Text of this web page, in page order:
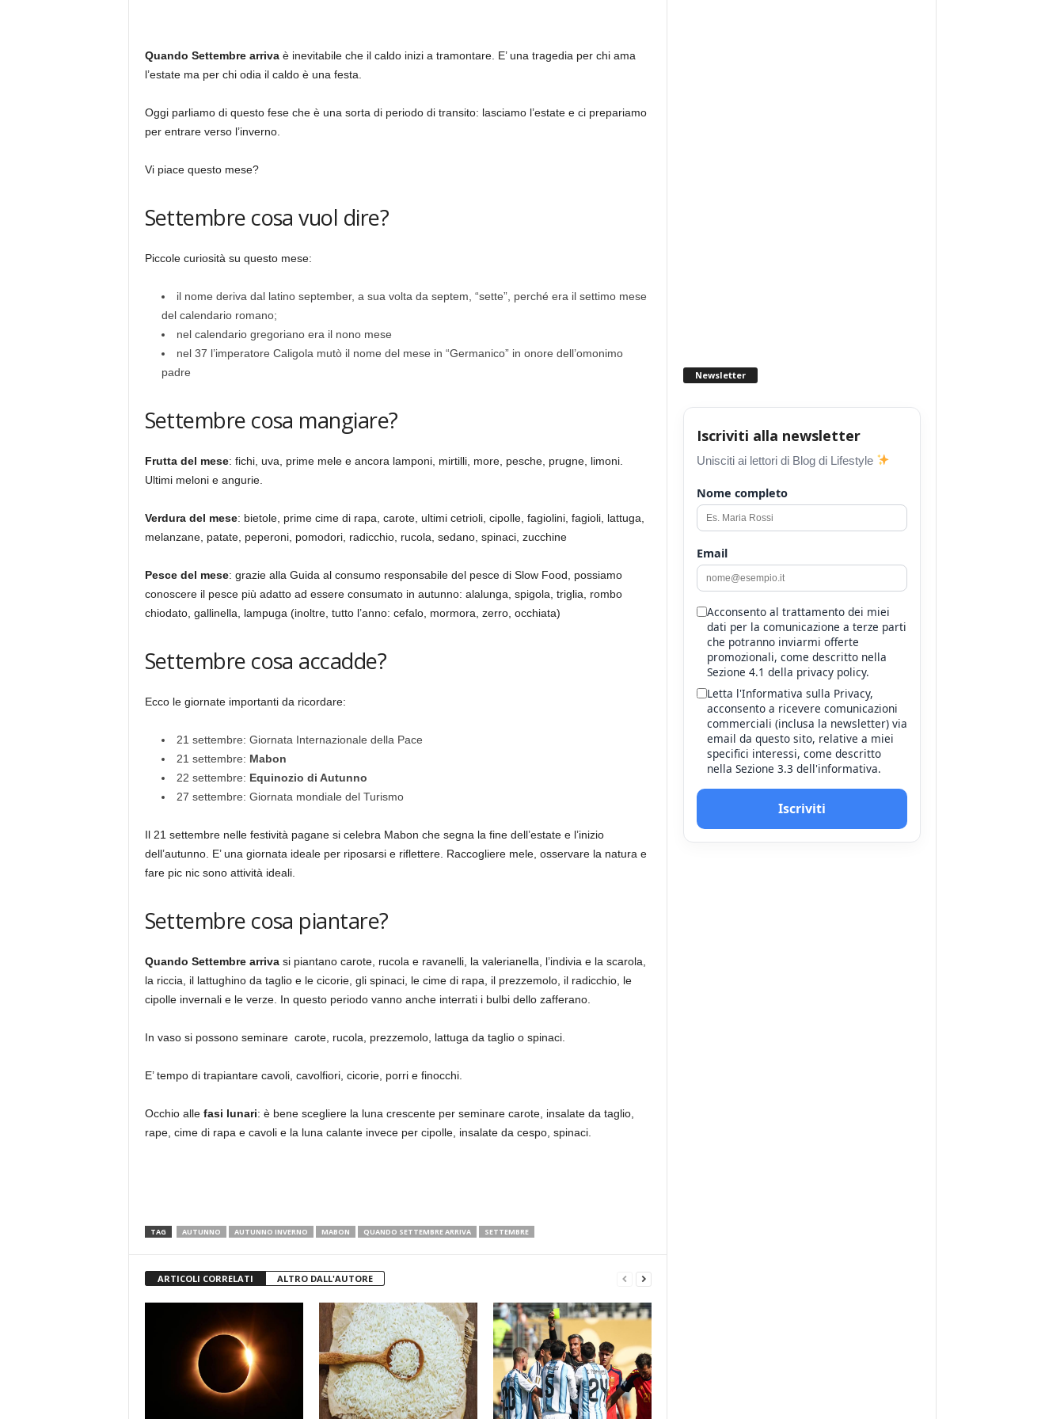
Quando Settembre arriva è inevitabile che il caldo inizi a tramontare. E’ una tragedia per chi ama
l’estate ma per chi odia il caldo è una festa.
Oggi parliamo di questo fese che è una sorta di periodo di transito: lasciamo l’estate e ci prepariamo
per entrare verso l’inverno.
Vi piace questo mese?
Settembre cosa vuol dire?
Piccole curiosità su questo mese:
il nome deriva dal latino september, a sua volta da septem, “sette”, perché era il settimo mese
del calendario romano;
nel calendario gregoriano era il nono mese
nel 37 l’imperatore Caligola mutò il nome del mese in “Germanico” in onore dell’omonimo
padre
Settembre cosa mangiare?
Frutta del mese: fichi, uva, prime mele e ancora lamponi, mirtilli, more, pesche, prugne, limoni.
Ultimi meloni e angurie.
Verdura del mese: bietole, prime cime di rapa, carote, ultimi cetrioli, cipolle, fagiolini, fagioli, lattuga,
melanzane, patate, peperoni, pomodori, radicchio, rucola, sedano, spinaci, zucchine
Pesce del mese: grazie alla Guida al consumo responsabile del pesce di Slow Food, possiamo
conoscere il pesce più adatto ad essere consumato in autunno: alalunga, spigola, triglia, rombo
chiodato, gallinella, lampuga (inoltre, tutto l’anno: cefalo, mormora, zerro, occhiata)
Settembre cosa accadde?
Ecco le giornate importanti da ricordare:
21 settembre: Giornata Internazionale della Pace
21 settembre: Mabon
22 settembre: Equinozio di Autunno
27 settembre: Giornata mondiale del Turismo
Il 21 settembre nelle festività pagane si celebra Mabon che segna la fine dell’estate e l’inizio
dell’autunno. E’ una giornata ideale per riposarsi e riflettere. Raccogliere mele, osservare la natura e
fare pic nic sono attività ideali.
Settembre cosa piantare?
Quando Settembre arriva si piantano carote, rucola e ravanelli, la valerianella, l’indivia e la scarola,
la riccia, il lattughino da taglio e le cicorie, gli spinaci, le cime di rapa, il prezzemolo, il radicchio, le
cipolle invernali e le verze. In questo periodo vanno anche interrati i bulbi dello zafferano.
In vaso si possono seminare carote, rucola, prezzemolo, lattuga da taglio o spinaci.
E’ tempo di trapiantare cavoli, cavolfiori, cicorie, porri e finocchi.
Occhio allefasi lunari: è bene scegliere la luna crescente per seminare carote, insalate da taglio,
rape, cime di rapa e cavoli e la luna calante invece per cipolle, insalate da cespo, spinaci.
TAG AUTUNNO AUTUNNO INVERNO MABON QUANDO SETTEMBRE ARRIVA SETTEMBRE
ARTICOLI CORRELATI ALTRO DALL'AUTORE
Newsletter
Iscriviti alla newsletter
Unisciti ai lettori di Blog di Lifestyle
Nome completo
Email
Acconsento al trattamento dei miei
dati per la comunicazione a terze parti
che potranno inviarmi offerte
promozionali, come descritto nella
Sezione 4.1 della privacy policy.
Letta l'Informativa sulla Privacy,
acconsento a ricevere comunicazioni
commerciali (inclusa la newsletter) via
email da questo sito, relative a miei
specifici interessi, come descritto
nella Sezione 3.3 dell'informativa.
Iscriviti